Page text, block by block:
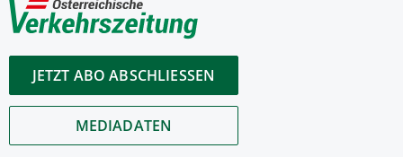
JETZT ABO ABSCHLIESSEN
MEDIADATEN